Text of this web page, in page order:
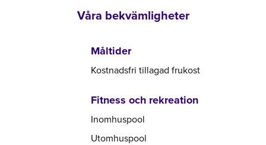
Våra bekvämligheter
Måltider
Kostnadsfri tillagad frukost
Fitness och rekreation
Inomhuspool
Utomhuspool